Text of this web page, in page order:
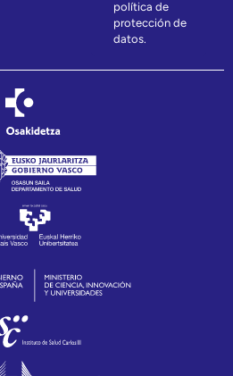
política de
protección de
datos.